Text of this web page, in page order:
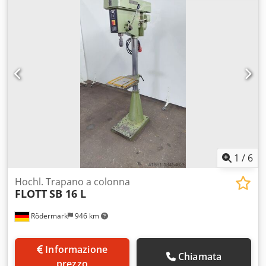
1 / 6
Rödermark 946 km
Hochl. Trapano a colonna
FLOTTSB 16 L
Chiamata